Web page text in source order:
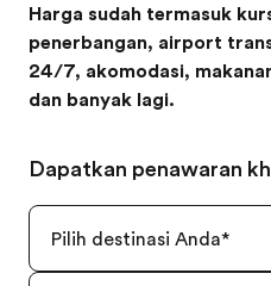
Harga sudah termasuk
penerbangan, airport
24/7, akomodasi,
dan banyak lagi.
Dapatkan penawaran
Pilih destinasi Anda*